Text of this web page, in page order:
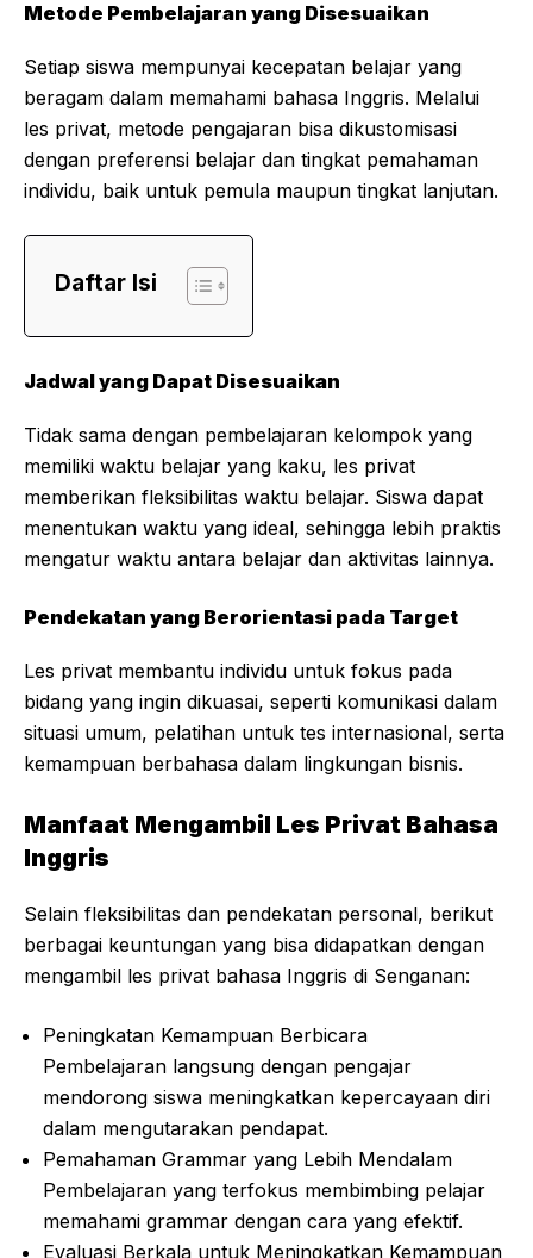
Metode Pembelajaran yang Disesuaikan
Setiap siswa mempunyai kecepatan belajar yang
beragam dalam memahami bahasa Inggris. Melalui
les privat, metode pengajaran bisa dikustomisasi
dengan preferensi belajar dan tingkat pemahaman
individu, baik untuk pemula maupun tingkat lanjutan.
Daftar Isi
Jadwal yang Dapat Disesuaikan
Tidak sama dengan pembelajaran kelompok yang
memiliki waktu belajar yang kaku, les privat
memberikan fleksibilitas waktu belajar. Siswa dapat
menentukan waktu yang ideal, sehingga lebih praktis
mengatur waktu antara belajar dan aktivitas lainnya.
Pendekatan yang Berorientasi pada Target
Les privat membantu individu untuk fokus pada
bidang yang ingin dikuasai, seperti komunikasi dalam
situasi umum, pelatihan untuk tes internasional, serta
kemampuan berbahasa dalam lingkungan bisnis.
Manfaat Mengambil Les Privat Bahasa
Inggris
Selain fleksibilitas dan pendekatan personal, berikut
berbagai keuntungan yang bisa didapatkan dengan
mengambil les privat bahasa Inggris di Senganan:
Peningkatan Kemampuan Berbicara
Pembelajaran langsung dengan pengajar
mendorong siswa meningkatkan kepercayaan diri
dalam mengutarakan pendapat.
Pemahaman Grammar yang Lebih Mendalam
Pembelajaran yang terfokus membimbing pelajar
memahami grammar dengan cara yang efektif.
Evaluasi Berkala untuk Meningkatkan Kemampuan